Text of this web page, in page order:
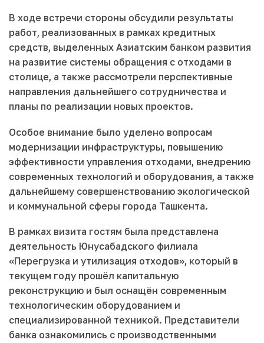
В ходе встречи стороны обсудили результаты
работ, реализованных в рамках кредитных
средств, выделенных Азиатским банком развития
на развитие системы обращения с отходами в
столице, а также рассмотрели перспективные
направления дальнейшего сотрудничества и
планы по реализации новых проектов.
Особое внимание было уделено вопросам
модернизации инфраструктуры, повышению
эффективности управления отходами, внедрению
современных технологий и оборудования, а также
дальнейшему совершенствованию экологической
и коммунальной сферы города Ташкента.
В рамках визита гостям была представлена
деятельность Юнусабадского филиала
«Перегрузка и утилизация отходов», который в
текущем году прошёл капитальную
реконструкцию и был оснащён современным
технологическим оборудованием и
специализированной техникой. Представители
банка ознакомились с производственными